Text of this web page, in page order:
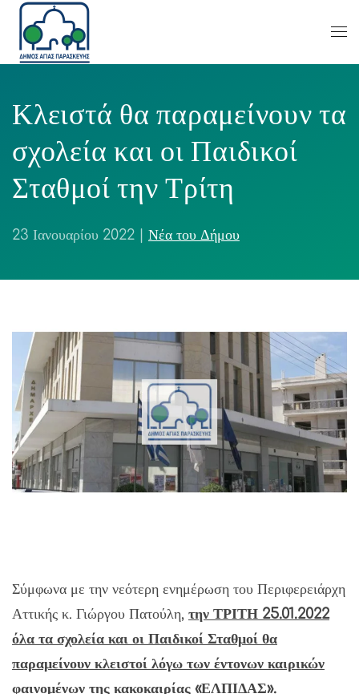
Κλειστά θα παραμείνουν τα
σχολεία και οι Παιδικοί
Σταθμοί την Τρίτη
23 Ιανουαρίου 2022 Νέα του Δήμου
Σύμφωνα με την νεότερη ενημέρωση του Περιφερειάρχη
Αττικής κ. Γιώργου Πατούλη, την ΤΡΙΤΗ 25.01.2022
όλα τα σχολεία και οι Παιδικοί Σταθμοί θα
παραμείνουν κλειστοί λόγω των έντονων καιρικών
φαινομένων της κακοκαιρίας «ΕΛΠΙΔΑΣ».